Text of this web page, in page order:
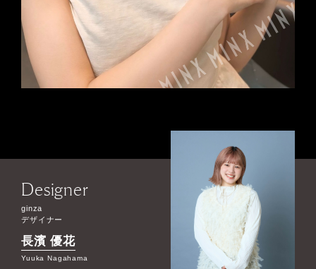
Designer
ginza
デザイナー
長濱 優花
Yuuka Nagahama